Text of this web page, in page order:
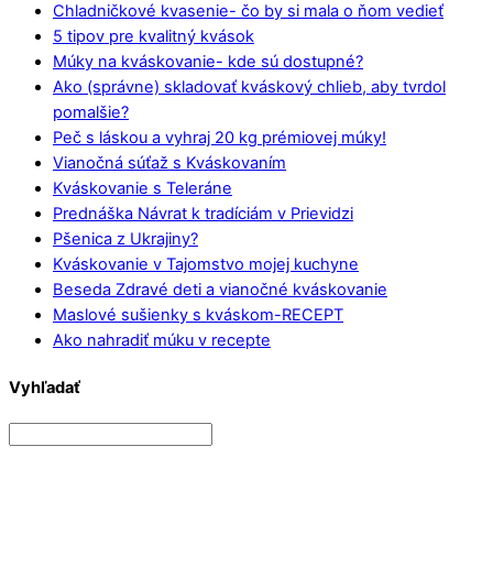
Chladničkové kvasenie- čo by si mala o ňom vedieť
5 tipov pre kvalitný kvások
Múky na kváskovanie- kde sú dostupné?
Ako (správne) skladovať kváskový chlieb, aby tvrdol
pomalšie?
Peč s láskou a vyhraj 20 kg prémiovej múky!
Vianočná súťaž s Kváskovaním
Kváskovanie s Teleráne
Prednáška Návrat k tradíciám v Prievidzi
Pšenica z Ukrajiny?
Kváskovanie v Tajomstvo mojej kuchyne
Beseda Zdravé deti a vianočné kváskovanie
Maslové sušienky s kváskom-RECEPT
Ako nahradiť múku v recepte
Vyhľadať